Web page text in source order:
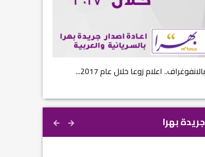
بالانفوغراف.. اعلام زوعا خلال عام 2017...
جريدة بهرا